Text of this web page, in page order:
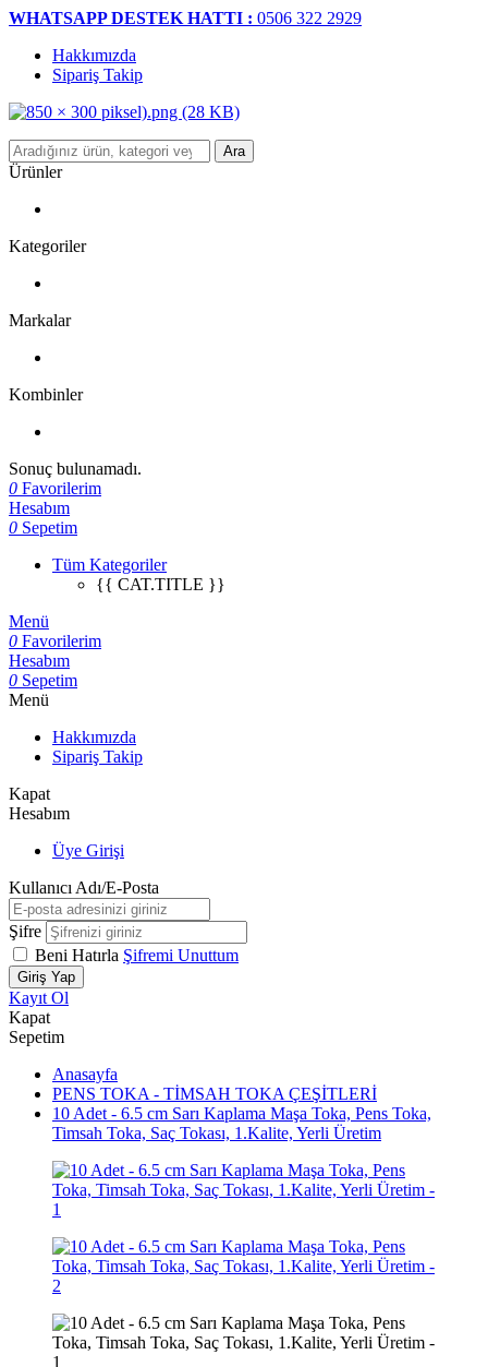
WHATSAPP DESTEK HATTI : 0506 322 2929
Hakkımızda
Sipariş Takip
Ara
Ürünler
Kategoriler
Markalar
Kombinler
Sonuç bulunamadı.
0 Favorilerim
Hesabım
0 Sepetim
Tüm Kategoriler
{{ CAT.TITLE }}
Menü
0 Favorilerim
Hesabım
0 Sepetim
Menü
Hakkımızda
Sipariş Takip
Kapat
Hesabım
Üye Girişi
Kullanıcı Adı/E-Posta
Şifre
Beni Hatırla Şifremi Unuttum
Giriş Yap
Kayıt Ol
Kapat
Sepetim
Anasayfa
PENS TOKA - TİMSAH TOKA ÇEŞİTLERİ
10 Adet - 6.5 cm Sarı Kaplama Maşa Toka, Pens Toka,
Timsah Toka, Saç Tokası, 1.Kalite, Yerli Üretim